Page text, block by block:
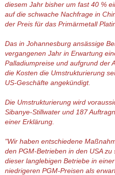
diesem Jahr bisher um fast 40 %
auf die schwache Nachfrage in
der Preis für das Primärmetall
Das in Johannesburg ansässige
vergangenen Jahr in Erwartung
Palladiumpreise und aufgrund der
die Kosten die Umstrukturierung
US-Geschäfte angekündigt.
Die Umstrukturierung wird
Sibanye-Stillwater und 187
einer Erklärung.
"Wir haben entschiedene
den PGM-Betrieben in den USA
dieser langlebigen Betriebe in
niedrigeren PGM-Preisen als